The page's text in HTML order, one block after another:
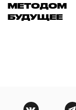
МЕТОДОМ
БУДУЩЕЕ